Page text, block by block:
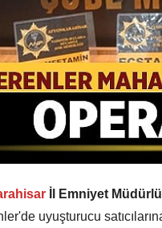
İl Emniyet
uyuşturucu